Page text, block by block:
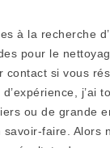
à la recherche
pour le
contact si vous
j’ai
ou de grande
savoir-faire. Alors